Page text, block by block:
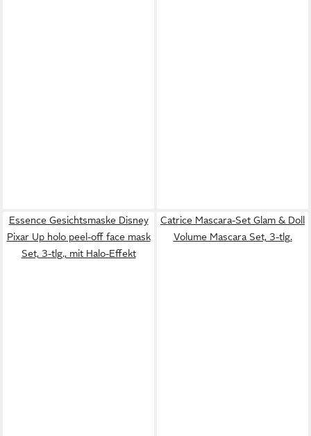
Essence Gesichtsmaske Disney
Pixar Up holo peel-off face mask
Set, 3-tlg., mit Halo-Effekt
Catrice Mascara-Set Glam & Doll
Volume Mascara Set, 3-tlg.